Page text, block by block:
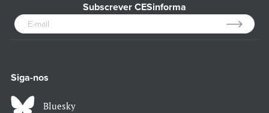
Subscrever CESinforma
Siga-nos
Bluesky